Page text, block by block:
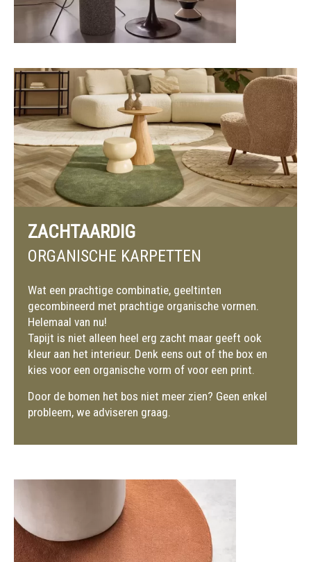
ZACHTAARDIG
ORGANISCHE KARPETTEN
Wat een prachtige combinatie, geeltinten
gecombineerd met prachtige organische vormen.
Helemaal van nu!
Tapijt is niet alleen heel erg zacht maar geeft ook
kleur aan het interieur. Denk eens out of the box en
kies voor een organische vorm of voor een print.
Door de bomen het bos niet meer zien? Geen enkel
probleem, we adviseren graag.